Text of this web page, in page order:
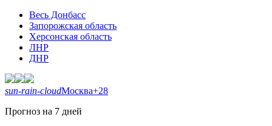
Весь Донбасс
Запорожская область
Херсонская область
ЛНР
ДНР
sun-rain-cloudМосква+28
Прогноз на 7 дней